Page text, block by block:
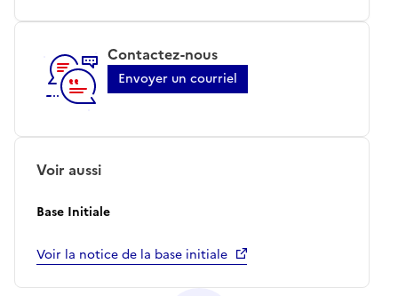
Contactez-nous
Envoyer un courriel
Voir aussi
Base Initiale
Voir la notice de la base initiale